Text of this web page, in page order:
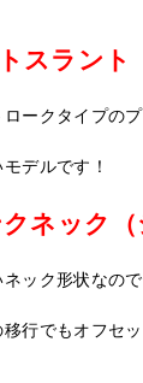
スラント
ークタイプの
デルです！
ネック（
ック形状なので
行でもオフセ